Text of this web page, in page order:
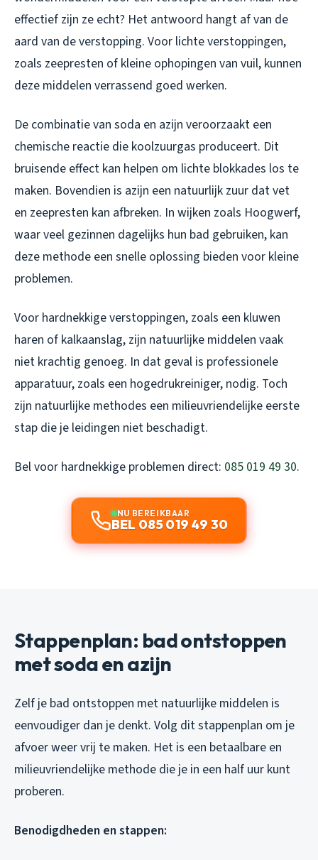
effectief zijn ze echt? Het antwoord hangt af van de
aard van de verstopping. Voor lichte verstoppingen,
zoals zeepresten of kleine ophopingen van vuil, kunnen
deze middelen verrassend goed werken.
De combinatie van soda en azijn veroorzaakt een
chemische reactie die koolzuurgas produceert. Dit
bruisende effect kan helpen om lichte blokkades los te
maken. Bovendien is azijn een natuurlijk zuur dat vet
en zeepresten kan afbreken. In wijken zoals Hoogwerf,
waar veel gezinnen dagelijks hun bad gebruiken, kan
deze methode een snelle oplossing bieden voor kleine
problemen.
Voor hardnekkige verstoppingen, zoals een kluwen
haren of kalkaanslag, zijn natuurlijke middelen vaak
niet krachtig genoeg. In dat geval is professionele
apparatuur, zoals een hogedrukreiniger, nodig. Toch
zijn natuurlijke methodes een milieuvriendelijke eerste
stap die je leidingen niet beschadigt.
Bel voor hardnekkige problemen direct: 085 019 49 30.
NU BEREIKBAAR
BEL 085 019 49 30
Stappenplan: bad ontstoppen
met soda en azijn
Zelf je bad ontstoppen met natuurlijke middelen is
eenvoudiger dan je denkt. Volg dit stappenplan om je
afvoer weer vrij te maken. Het is een betaalbare en
milieuvriendelijke methode die je in een half uur kunt
proberen.
Benodigdheden en stappen: